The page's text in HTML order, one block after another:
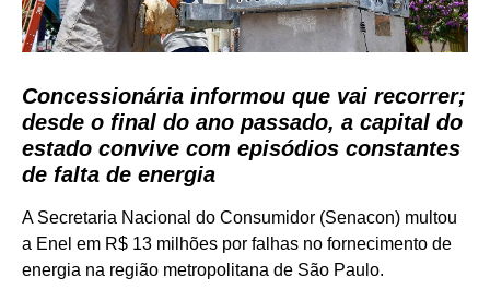
Concessionária informou que vai recorrer;
desde o final do ano passado, a capital do
estado convive com episódios constantes
de falta de energia
A Secretaria Nacional do Consumidor (Senacon) multou
a Enel em R$ 13 milhões por falhas no fornecimento de
energia na região metropolitana de São Paulo.